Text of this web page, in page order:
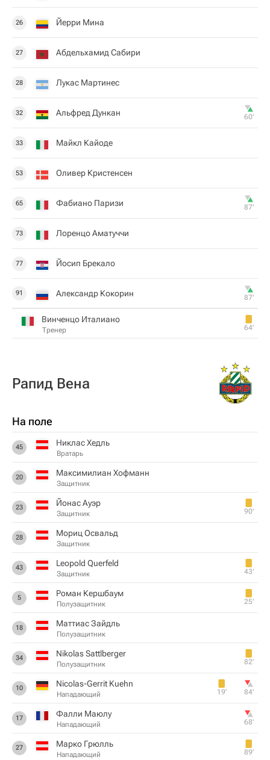
26 Йерри Мина
27 Абдельхамид Сабири
28 Лукас Мартинес
32 Альфред Дункан 60‎’‎
33 Майкл Кайоде
53 Оливер Кристенсен
65 Фабиано Паризи 87‎’‎
73 Лоренцо Аматуччи
77 Йосип Брекало
91 Александр Кокорин 87‎’‎
Винченцо Италиано
Тренер 64‎’‎
Рапид Вена
На поле
45 Никлас Хедль
Вратарь
20 Максимилиан Хофманн
Защитник
23 Йонас Ауэр
Защитник 90‎’‎
28 Мориц Освальд
Защитник
43 Leopold Querfeld
Защитник 43‎’‎
5 Роман Кершбаум
Полузащитник 25‎’‎
18 Маттиас Зайдль
Полузащитник
34 Nikolas Sattlberger
Полузащитник 82‎’‎
10 Nicolas-Gerrit Kuehn
Нападающий 19‎’‎ 84‎’‎
17 Фалли Маюлу
Нападающий 68‎’‎
27 Марко Грюлль
Нападающий 89‎’‎